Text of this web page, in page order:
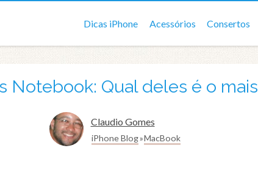
Dicas iPhone Acessórios Consertos
Notebook: Qual deles é o
Claudio Gomes
iPhone Blog MacBook